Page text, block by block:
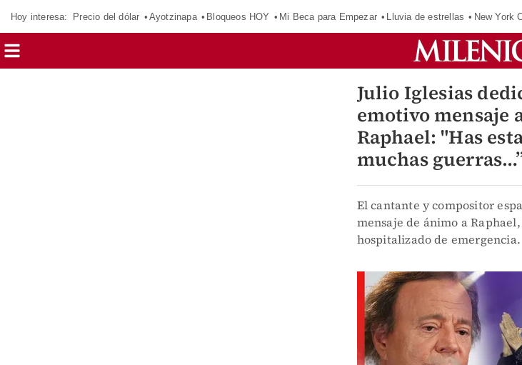
Hoy interesa: Precio del dólar Ayotzinapa Bloqueos HOY Mi Beca para Empezar Lluvia de estrellas New York
Julio Iglesias
emotivo mensaje
Raphael: "Has
muchas
El cantante y compositor
mensaje de ánimo a
hospitalizado de emergencia.